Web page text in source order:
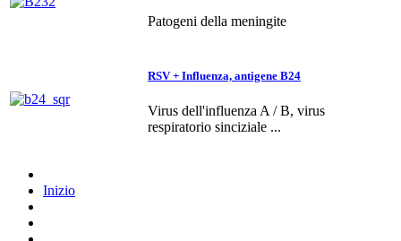
Patogeni della meningite
RSV + Influenza, antigene B24
Virus dell'influenza A / B, virus
respiratorio sinciziale ...
Inizio